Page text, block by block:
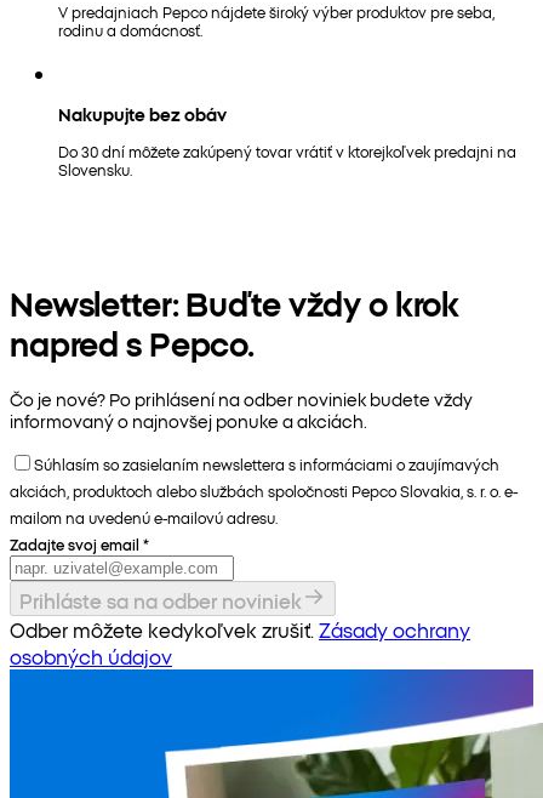
V predajniach Pepco nájdete široký výber produktov pre seba,
rodinu a domácnosť.
Nakupujte bez obáv
Do 30 dní môžete zakúpený tovar vrátiť v ktorejkoľvek predajni na
Slovensku.
Newsletter: Buďte vždy o krok
napred s Pepco.
Čo je nové? Po prihlásení na odber noviniek budete vždy
informovaný o najnovšej ponuke a akciách.
Súhlasím so zasielaním newslettera s informáciami o zaujímavých
akciách, produktoch alebo službách spoločnosti Pepco Slovakia, s. r. o. e-
mailom na uvedenú e-mailovú adresu.
Zadajte svoj email *
Prihláste sa na odber noviniek
Odber môžete kedykoľvek zrušiť. Zásady ochrany
osobných údajov